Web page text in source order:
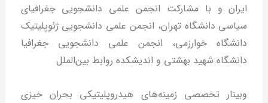
ایران و با مشارکت انجمن علمی دانشجویی جغرافیای
سیاسی دانشگاه تهران، انجمن علمی دانشجویی ژئوپلیتیک
دانشگاه خوارزمی، انجمن علمی دانشجویی جغرافیا
دانشگاه شهید بهشتی و اندیشکده روابط بین‌الملل
وبینار تخصصی زمینه‌های هیدروپلیتیکی بحران خیزی